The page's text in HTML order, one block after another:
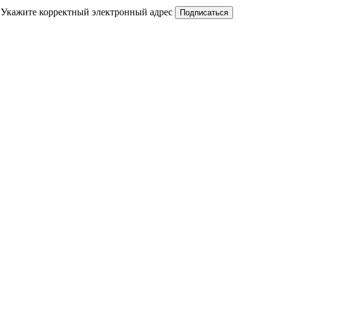
Укажите корректный электронный адрес Подписаться